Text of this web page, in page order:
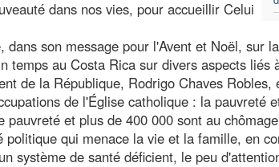
dans nos vies, pour accueillir Celui
dans son message pour l'Avent et Noël, sur
temps au Costa Rica sur divers aspects liés
de la République, Rodrigo Chaves Robles,
de l'Église catholique : la pauvreté
et plus de 400 000 sont au
qui menace la vie et la famille, en
système de santé déficient, le peu